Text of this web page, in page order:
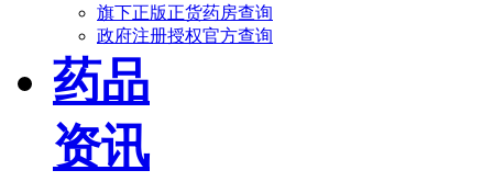
旗下正版正货药房查询
政府注册授权官方查询
药品
资讯